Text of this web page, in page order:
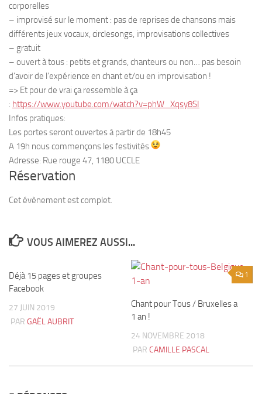
corporelles
– improvisé sur le moment : pas de reprises de chansons mais
différents jeux vocaux, circlesongs, improvisations collectives
– gratuit
– ouvert à tous : petits et grands, chanteurs ou non… pas besoin
d’avoir de l’expérience en chant et/ou en improvisation !
=> Et pour de vrai ça ressemble à ça
: https://www.youtube.com/watch?v=phW_Xqsy8SI
Infos pratiques:
Les portes seront ouvertes à partir de 18h45
A 19h nous commençons les festivités
Adresse: Rue rouge 47, 1180 UCCLE
Réservation
Cet évènement est complet.
VOUS AIMEREZ AUSSI...
Déjà 15 pages et groupes
Facebook
27 JUIN 2019
PAR GAËL AUBRIT
1
Chant pour Tous / Bruxelles a
1 an !
24 NOVEMBRE 2018
PAR CAMILLE PASCAL